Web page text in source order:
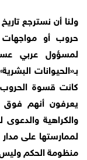
ولنا أن نسترجع
حروب أو
لمسؤول عربي
بـ«الحيوانات
كانت قسوة
يعرفون أنهم فوق
والكراهية
لممارستها على
منظومة الحكم